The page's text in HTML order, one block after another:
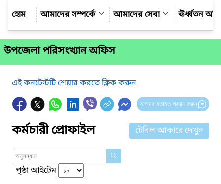
আমাদের সম্পর্কে
আমাদের সেবা ঊর্ধ্বতন
উপজেলা পরিসংখ্যান অফিস
এই কনটেন্টটি শেয়ার করতে ক্লিক করুন
আপনার মতামত প্রদান করুন
কর্মচারী প্রোফাইল টেবিল আকারে দেখুন
পৃষ্ঠা আইটেম